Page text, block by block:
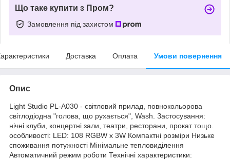
Що таке купити з Пром?
Замовлення під захистом
Доставка Оплата Умови повернення
Опис
Light Studio PL-A030 - світловий прилад, повнокольорова
світлодіодна "голова, що рухається", Wash. Застосування:
нічні клуби, концертні зали, театри, ресторани, прокат тощо.
особливості: LED: 108 RGBW х 3W Компактні розміри Низьке
споживання потужності Мінімальне тепловиділення
Автоматичний режим роботи Технічні характеристики: